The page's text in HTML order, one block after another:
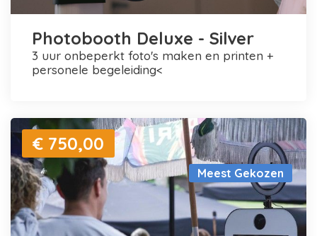
Photobooth Deluxe - Silver
3 uur onbeperkt foto's maken en printen +
personele begeleiding<
Meest Gekozen
€ 750,00